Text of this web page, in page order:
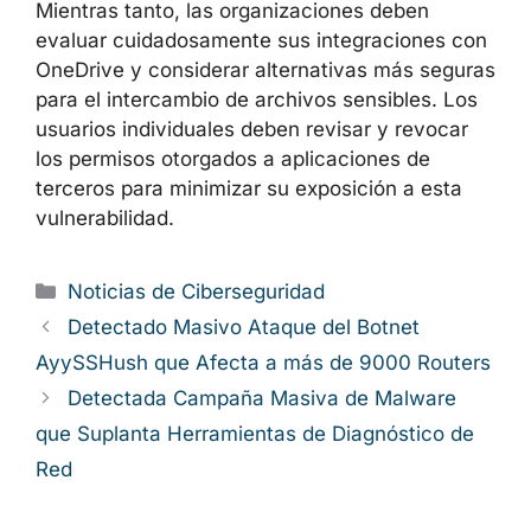
Mientras tanto, las organizaciones deben
evaluar cuidadosamente sus integraciones con
OneDrive y considerar alternativas más seguras
para el intercambio de archivos sensibles. Los
usuarios individuales deben revisar y revocar
los permisos otorgados a aplicaciones de
terceros para minimizar su exposición a esta
vulnerabilidad.
Categorías
Noticias de Ciberseguridad
Detectado Masivo Ataque del Botnet
AyySSHush que Afecta a más de 9000 Routers
Detectada Campaña Masiva de Malware
que Suplanta Herramientas de Diagnóstico de
Red